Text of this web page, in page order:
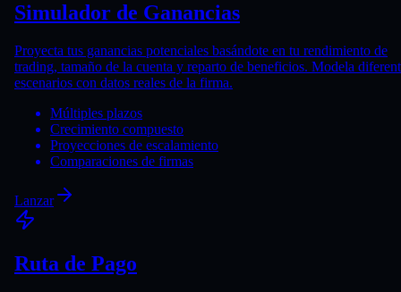
Simulador de Ganancias
Proyecta tus ganancias potenciales basándote en tu rendimiento de
trading, tamaño de la cuenta y reparto de beneficios. Modela
escenarios con datos reales de la firma.
Múltiples plazos
Crecimiento compuesto
Proyecciones de escalamiento
Comparaciones de firmas
Lanzar
Ruta de Pago